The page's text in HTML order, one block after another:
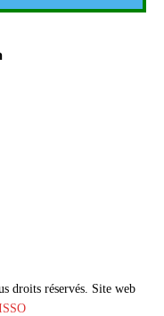
droits réservés. Site web